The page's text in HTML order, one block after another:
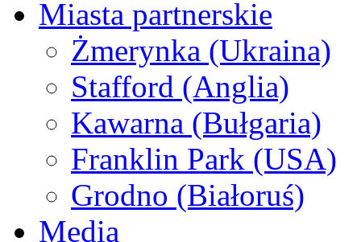
Miasta partnerskie
Żmerynka (Ukraina)
Stafford (Anglia)
Kawarna (Bułgaria)
Franklin Park (USA)
Grodno (Białoruś)
Media